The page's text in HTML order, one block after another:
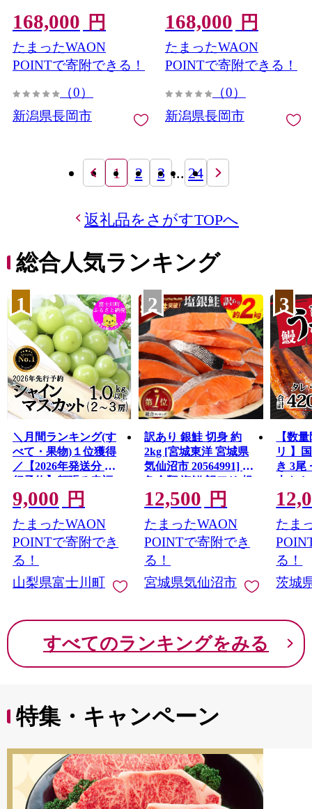
始】
168,000 円
たまったWAON
POINTで寄附できる！
（0）
新潟県長岡市
始】
168,000 円
たまったWAON
POINTで寄附できる！
（0）
新潟県長岡市
1 2 3 ... 24
返礼品をさがすTOPへ
総合人気ランキング
1
＼月間ランキング(す
べて・果物)１位獲得
／【2026年発送分 先
行予約】頬張る幸福
感 〜緑の宝石・ シ
ャインマスカット 〜
１ｋｇ以上（２〜３
房） フルーツ 山梨県
産 果物 くだもの シャ
イン マスカット ぶど
う ブドウ 葡萄 大粒 種
9000円 九千円
9,000 円
たまったWAON
POINTで寄附でき
る！
山梨県富士川町
2
訳あり 銀鮭 切身 約
2kg [宮城東洋 宮城県
気仙沼市 20564991] 鮭
魚介類 海鮮 訳アリ 規
格外 不揃い さけ サケ
鮭切身 シャケ 切り身
冷凍 家庭用 おかず 弁
当 支援 サーモン 銀鮭
切り身 魚 わけあり
12,500 円
たまったWAON
POINTで寄附でき
る！
宮城県気仙沼市
3
【数
リ 】
き 3尾
大き
レ・
鰻 ふ
な重
茨城
と納
たま
る！
茨城
すべてのランキングをみる
特集・キャンペーン